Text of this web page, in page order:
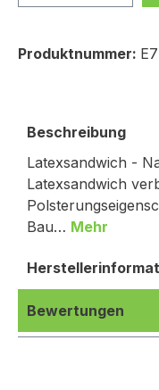
Produktnummer:
Beschreibung
Latexsandwich -
Latexsandwich
Bau… Mehr
Bewertungen